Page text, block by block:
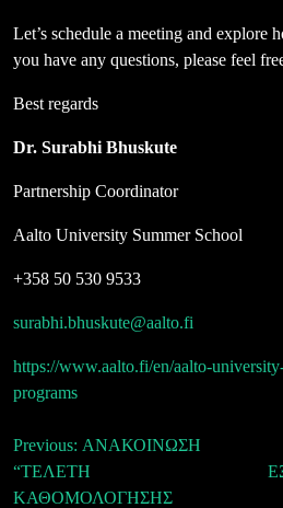
Let’s schedule a meeting and explore
you have any questions, please feel
Best regards
Dr. Surabhi Bhuskute
Partnership Coordinator
Aalto University Summer School
+358 50 530 9533
surabhi.bhuskute@aalto.fi
https://www.aalto.fi/en/aalto-
programs
Πλοήγηση
άρθρων
Previous: ΑΝΑΚΟΙΝΩΣΗ
“ΤΕΛΕΤΗ
ΚΑΘΟΜΟΛΟΓΗΣΗΣ